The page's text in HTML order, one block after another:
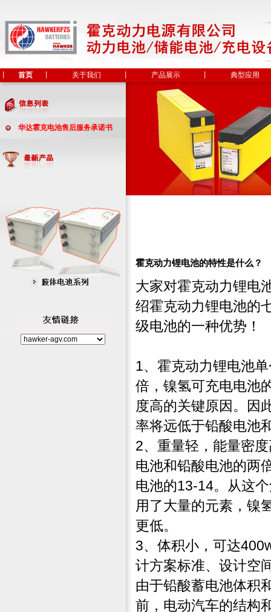
首页 关于我们 产品展示 典型应用
华达霍克电池售后服务承诺书
霍克动力锂电池的特性是什么？
大家对霍克动力锂电
绍霍克动力锂电池的
级电池的一种优势！
1、霍克动力锂电池
倍，镍氢可充电电池
度高的关键原因。因
率将远低于铅酸电池
2、重量轻，能量密
电池和铅酸电池的两
电池的13-14。从这
用了大量的元素，镍
更低。
3、体积小，可达
计方案标准、设计空
由于铅酸蓄电池体积
前，电动汽车的结构